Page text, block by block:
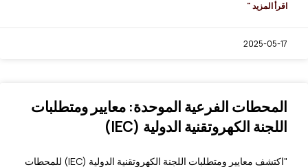
اقرأ المزيد "
2025-05-17
المحطات الفرعية الموحدة: معايير ومتطلبات
اللجنة الكهروتقنية الدولية (IEC)
"اكتشف معايير ومتطلبات اللجنة الكهروتقنية الدولية (IEC) للمحطات